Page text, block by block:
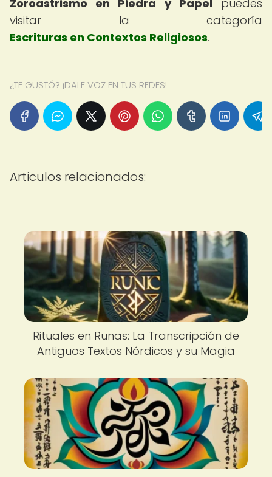
Zoroastrismo en Piedra y Papelpuedes
visitar la categoría
Escrituras en Contextos Religiosos.
¿TE GUSTÓ? ¡DALE VOZ EN TUS REDES!
Articulos relacionados:
Rituales en Runas: La Transcripción de
Antiguos Textos Nórdicos y su Magia